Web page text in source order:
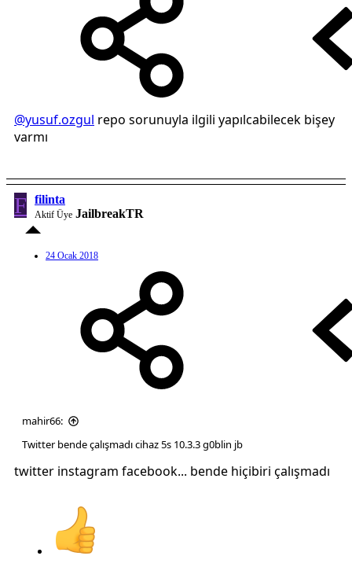
@yusuf.ozgul repo sorunuyla ilgili yapılcabilecek bişey
varmı
F filinta
Aktif Üye JailbreakTR
24 Ocak 2018
mahir66:
Twitter bende çalışmadı cihaz 5s 10.3.3 g0blin jb
twitter instagram facebook... bende hiçibiri çalışmadı